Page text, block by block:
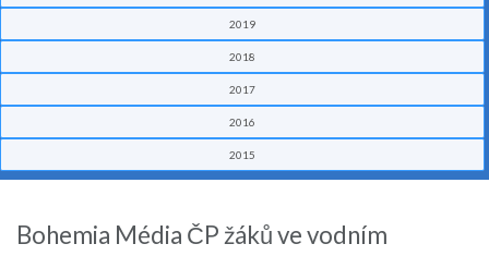
2019
2018
2017
2016
2015
Bohemia Média ČP žáků ve vodním